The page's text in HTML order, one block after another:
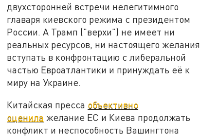
двухсторонней встречи нелегитимного
главаря киевского режима с президентом
России. А Трамп ("верхи") не имеет ни
реальных ресурсов, ни настоящего желания
вступать в конфронтацию с либеральной
частью Евроатлантики и принуждать её к
миру на Украине.
Китайская пресса объективно
оценила желание ЕС и Киева продолжать
конфликт и неспособность Вашингтона